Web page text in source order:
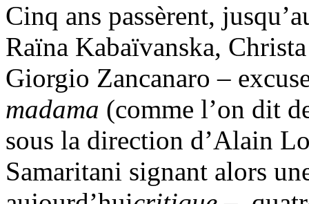
Cinq ans passèrent,
Raïna Kabaïvanska,
Giorgio Zancanaro –
madama (comme l’on dit
sous la direction d’Alain
Samaritani signant alors